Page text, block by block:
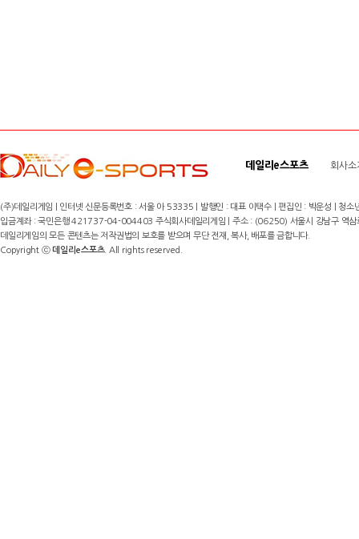
데일리e스포츠 회사소
(주)데일리게임 | 인터넷 신문등록번호 : 서울 아 53335 | 발행인 : 대표 이택수 | 편집인 : 박운성 |
입금계좌 : 국민은행 421737-04-004403 주식회사데일리게임 | 주소 : (06250) 서울시 강남구
데일리게임의 모든 콘텐츠는 저작권법의 보호를 받으며 무단 전재, 복사, 배포를 금합니다.
Copyright ⓒ데일리e스포츠. All rights reserved.